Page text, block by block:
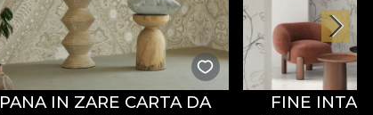
PANA IN ZARE CARTA DA
FINE